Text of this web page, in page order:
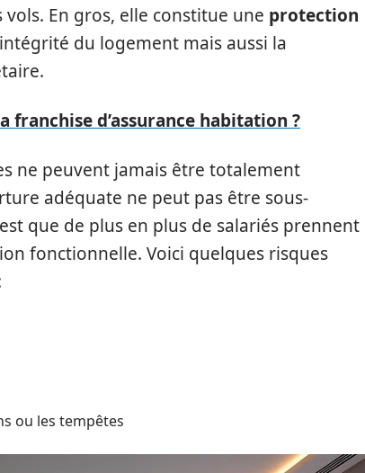
vols. En gros, elle constitue une protection
du logement mais aussi la
franchise d’assurance habitation ?
ne peuvent jamais être totalement
adéquate ne peut pas être sous-
que de plus en plus de salariés prennent
fonctionnelle. Voici quelques risques
ou les tempêtes